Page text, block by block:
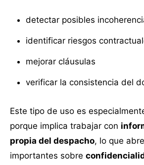
detectar posibles
identificar riesgos
mejorar cláusulas
verificar la consistencia del
Este tipo de uso es
porque implica trabajar con
propia del despacho, lo que
importantes sobre